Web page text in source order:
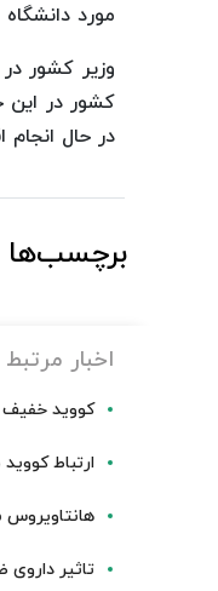
مورد
وزیر کشور
کشور در
در حال
برچسب‌ها
اخبار مرتبط
کووید
ارتباط
هانتاویروس
تاثیر